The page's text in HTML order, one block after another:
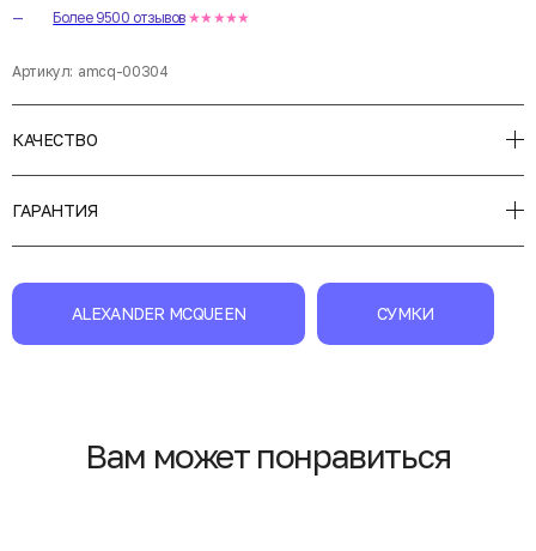
Более 9500 отзывов ★★★★★
Артикул: amcq-00304
КАЧЕСТВО
ГАРАНТИЯ
ALEXANDER MCQUEEN СУМКИ
Вам может понравиться